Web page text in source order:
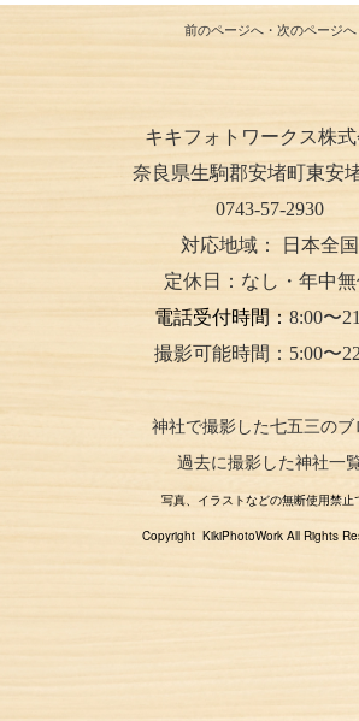
前のページへ・ 次のページへ
キキフォトワークス株
奈良県生駒郡安堵町東安
0743-57-2930
対応地域：
日本全国
定休日：なし・年中
電話受付時間： 8:00〜
撮影可能時間：5:00〜
神社で撮影した七五三のブ
過去に撮影した神社一
写真、イラストなどの無断使用禁止
Copyright KikiPhotoWork All Rights